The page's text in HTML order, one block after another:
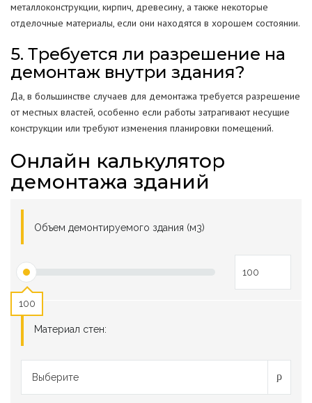
металлоконструкции, кирпич, древесину, а также некоторые
отделочные материалы, если они находятся в хорошем состоянии.
5. Требуется ли разрешение на
демонтаж внутри здания?
Да, в большинстве случаев для демонтажа требуется разрешение
от местных властей, особенно если работы затрагивают несущие
конструкции или требуют изменения планировки помещений.
Онлайн калькулятор
демонтажа зданий
Объем демонтируемого здания (м3)
100
Материал стен:
Выберите